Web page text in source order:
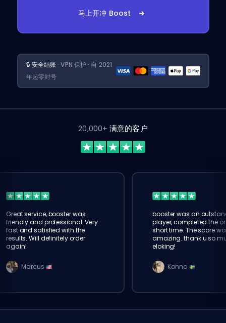
马上开冲 Boost
🔒 安全结账 · VPN 保护 · 自 2021
年起零封号
20,000+满意的客户
Great service, booster was
friendly and professional. Very
fast and satisfied with the
results. Will definitely order
again!
Marcus
booster was an
player, completed the
short time. The score
amazing. thank u so
eloking!
Konno